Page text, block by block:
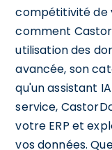
compétitivité de
comment
utilisation des
avancée, son
qu'un assistant
service,
votre ERP et
vos données.